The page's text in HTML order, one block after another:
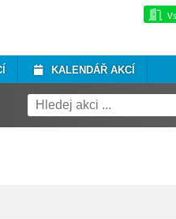
KALENDÁŘ AKCÍ